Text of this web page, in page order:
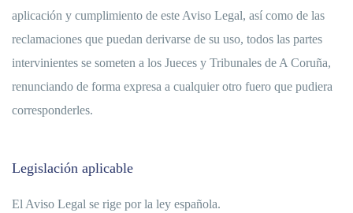
aplicación y cumplimiento de este Aviso Legal, así como de las
reclamaciones que puedan derivarse de su uso, todos las partes
intervinientes se someten a los Jueces y Tribunales de A Coruña,
renunciando de forma expresa a cualquier otro fuero que pudiera
corresponderles.
Legislación aplicable
El Aviso Legal se rige por la ley española.